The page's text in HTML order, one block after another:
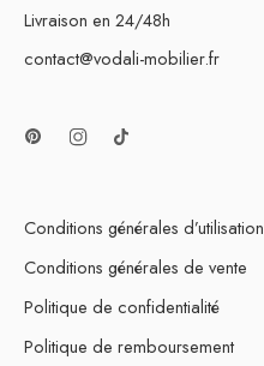
Livraison en 24/48h
contact@vodali-mobilier.fr
Conditions générales d’utilisation
Conditions générales de vente
Politique de confidentialité
Politique de remboursement